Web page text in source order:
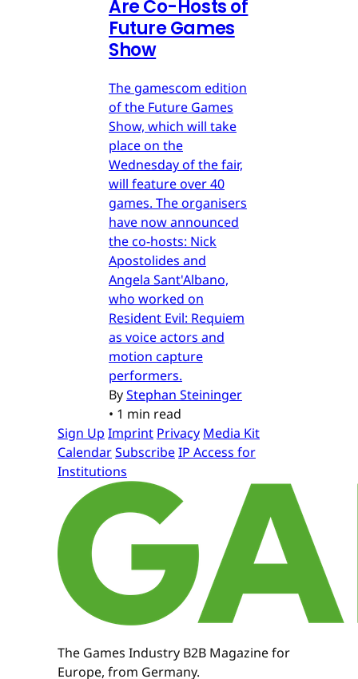
Are Co-Hosts of
Future Games
Show
The gamescom edition
of the Future Games
Show, which will take
place on the
Wednesday of the fair,
will feature over 40
games. The organisers
have now announced
the co-hosts: Nick
Apostolides and
Angela Sant'Albano,
who worked on
Resident Evil: Requiem
as voice actors and
motion capture
performers.
ByStephan Steininger
• 1 min read
Sign Up Imprint Privacy Media Kit
CalendarSubscribeIP Access for
Institutions
The Games Industry B2B Magazine for
Europe, from Germany.